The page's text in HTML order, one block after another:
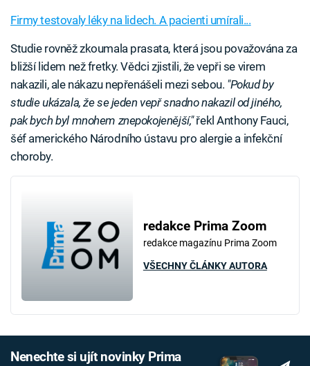
Firmy testovaly léky na lidech. A pacienti umírali...
Studie rovněž zkoumala prasata, která jsou považována za
bližší lidem než fretky. Vědci zjistili, že vepři se virem
nakazili, ale nákazu nepřenášeli mezi sebou. "Pokud by
studie ukázala, že se jeden vepř snadno nakazil od jiného,
pak bych byl mnohem znepokojenější,"řekl Anthony Fauci,
šéf amerického Národního ústavu pro alergie a infekční
choroby.
redakce Prima Zoom
redakce magazínu Prima Zoom
VŠECHNY ČLÁNKY AUTORA
Nenechte si ujít novinky Prima